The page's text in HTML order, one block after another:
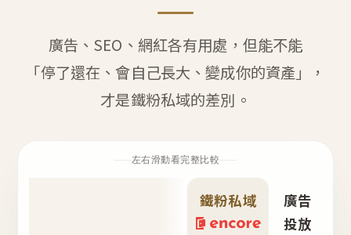
廣告、SEO、網紅各有用處，但能不能
「停了還在、會自己長大、變成你的資產」，
才是鐵粉私域的差別。
左右滑動看完整比較
鐵粉私域
廣告
投放